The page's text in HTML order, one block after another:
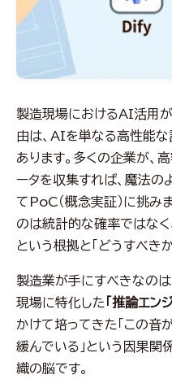
製造現場におけるAI活用が
由は、AIを単なる高性能な
あります。多くの企業が、
ータを収集すれば、魔法の
てPoC（概念実証）に挑み
のは統計的な確率ではなく
という根拠と「どうすべき
製造業が手にすべきなの
現場に特化した 「推論エン
かけて培ってきた「この音
緩んでいる」という因果関
織の脳です。